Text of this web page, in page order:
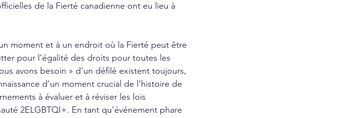
de la Fierté canadienne ont eu lieu à
moment et à un endroit où la Fierté peut être
pour l’égalité des droits pour toutes les
avons besoin » d’un défilé existent toujours,
d’un moment crucial de l’histoire de
à évaluer et à réviser les lois
2ELGBTQI+. En tant qu’événement phare